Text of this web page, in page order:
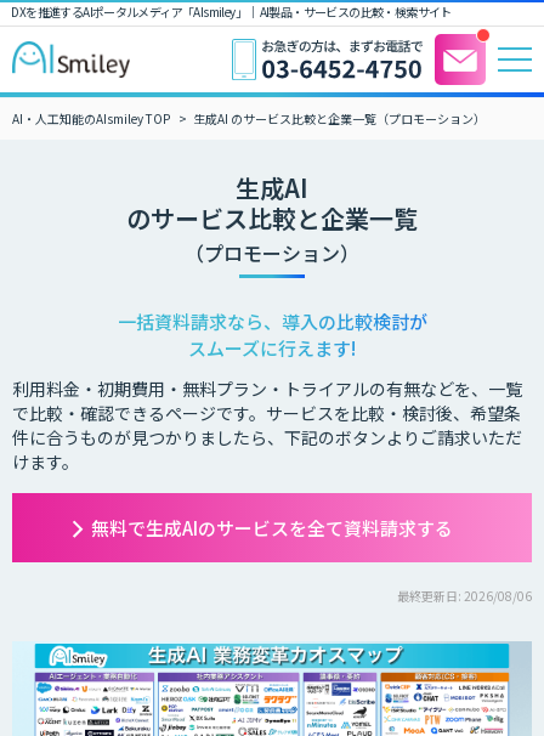
DXを推進するAIポータルメディア「AIsmiley」｜ AI製品・サービスの比較・検索サイト
AI・人工知能のAIsmiley TOP 生成AI のサービス比較と企業一覧（プロモーション）
生成AI
のサービス比較と企業一覧
（プロモーション）
一括資料請求なら、導入の比較検討が
スムーズに行えます!
利用料金・初期費用・無料プラン・トライアルの有無などを、一覧
で比較・確認できるページです。サービスを比較・検討後、希望条
件に合うものが見つかりましたら、下記のボタンよりご請求いただ
けます。
無料で生成AIのサービスを全て資料請求する
最終更新日: 2026/08/06